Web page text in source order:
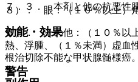
８）． 眼：（１０％以上）
９）． その他：（１０％以
熱、浮腫、（１％未満）虚血
警告
７．３． 本剤と他の抗悪性
効能・効果
根治切除不能な甲状腺髄様癌。